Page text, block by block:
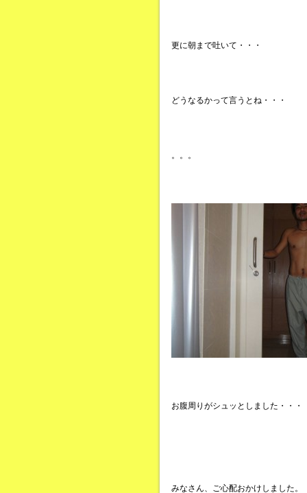
更に朝まで吐いて・・・
どうなるかって言うとね・・・
。。。
お腹周りがシュッとしました・・・
みなさん、ご心配おかけしました。